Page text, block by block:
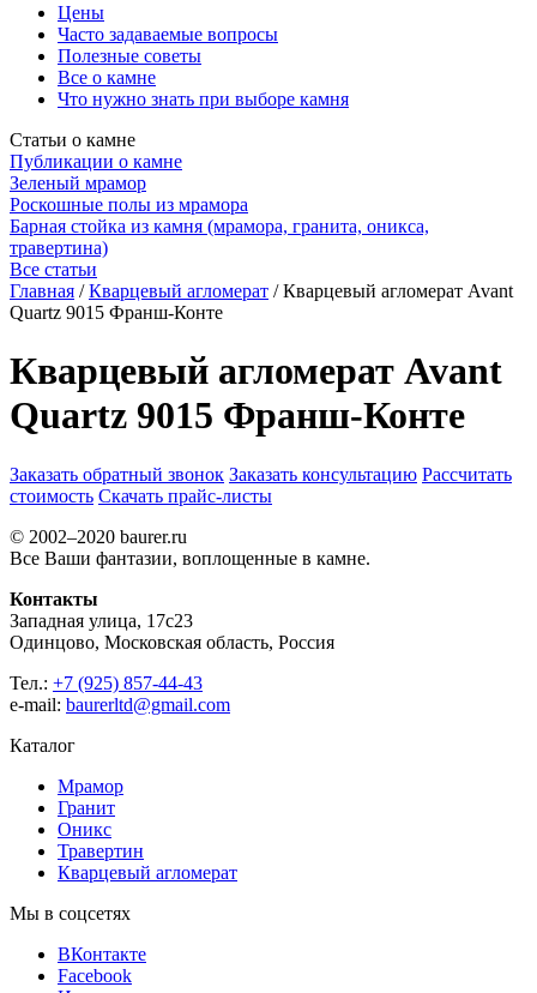
Цены
Часто задаваемые вопросы
Полезные советы
Все о камне
Что нужно знать при выборе камня
Статьи о камне
Публикации о камне
Зеленый мрамор
Роскошные полы из мрамора
Барная стойка из камня (мрамора, гранита, оникса,
травертина)
Все статьи
Главная / Кварцевый агломерат / Кварцевый агломерат Avant
Quartz 9015 Франш-Конте
Кварцевый агломерат Avant
Quartz 9015 Франш-Конте
Заказать обратный звонок Заказать консультацию Рассчитать
стоимость Скачать прайс-листы
© 2002–2020 baurer.ru
Все Ваши фантазии, воплощенные в камне.
Контакты
Западная улица, 17с23
Одинцово, Московская область, Россия
Тел.: +7 (925) 857-44-43
e-mail: baurerltd@gmail.com
Каталог
Мрамор
Гранит
Оникс
Травертин
Кварцевый агломерат
Мы в соцсетях
ВКонтакте
Facebook